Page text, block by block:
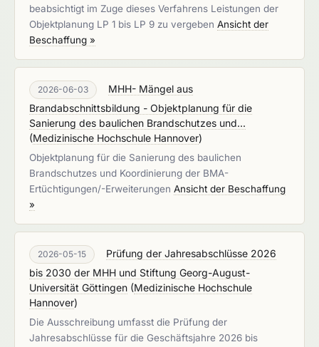
beabsichtigt im Zuge dieses Verfahrens Leistungen der
Objektplanung LP 1 bis LP 9 zu vergeben Ansicht der
Beschaffung »
2026-06-03
MHH- Mängel aus
Brandabschnittsbildung - Objektplanung für die
Sanierung des baulichen Brandschutzes und...
(Medizinische Hochschule Hannover)
Objektplanung für die Sanierung des baulichen
Brandschutzes und Koordinierung der BMA-
Ertüchtigungen/-Erweiterungen Ansicht der Beschaffung
»
2026-05-15
Prüfung der Jahresabschlüsse 2026
bis 2030 der MHH und Stiftung Georg-August-
Universität Göttingen (Medizinische Hochschule
Hannover)
Die Ausschreibung umfasst die Prüfung der
Jahresabschlüsse für die Geschäftsjahre 2026 bis